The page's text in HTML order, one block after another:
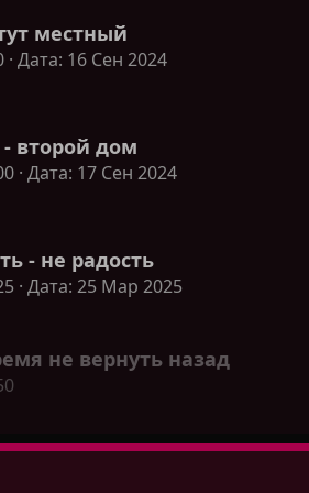
местный
Дата 16 Сен 2024
второй дом
Дата 17 Сен 2024
- не радость
Дата 25 Мар 2025
не вернуть назад